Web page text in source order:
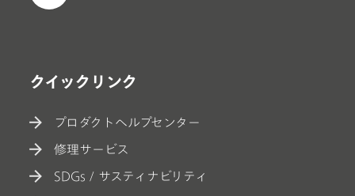
クイックリンク
プロダクトヘルプセンター
修理サービス
SDGs / サスティナビリティ